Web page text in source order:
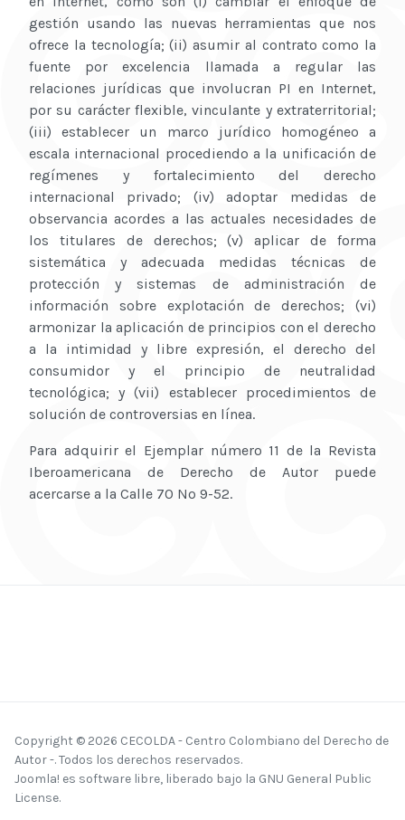
gestión usando las nuevas herramientas que nos
ofrece la tecnología; (ii) asumir al contrato como la
fuente por excelencia llamada a regular las
relaciones jurídicas que involucran PI en Internet,
por su carácter flexible, vinculante y extraterritorial;
(iii) establecer un marco jurídico homogéneo a
escala internacional procediendo a la unificación de
regímenes y fortalecimiento del derecho
internacional privado; (iv) adoptar medidas de
observancia acordes a las actuales necesidades de
los titulares de derechos; (v) aplicar de forma
sistemática y adecuada medidas técnicas de
protección y sistemas de administración de
información sobre explotación de derechos; (vi)
armonizar la aplicación de principios con el derecho
a la intimidad y libre expresión, el derecho del
consumidor y el principio de neutralidad
tecnológica; y (vii) establecer procedimientos de
solución de controversias en línea.
Para adquirir el Ejemplar número 11 de la Revista
Iberoamericana de Derecho de Autor puede
acercarse a la Calle 70 No 9-52.
Copyright © 2026 CECOLDA - Centro Colombiano del Derecho de
Autor -. Todos los derechos reservados.
Joomla! es software libre, liberado bajo la GNU General Public
License.